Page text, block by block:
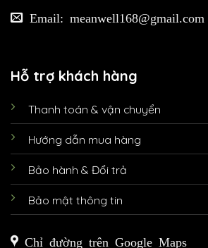
Email: meanwell168@gmail.com
Hỗ trợ khách hàng
Thanh toán & vận chuyển
Hướng dẫn mua hàng
Bảo hành & Đổi trả
Bảo mật thông tin
Chỉ đường trên Google Maps